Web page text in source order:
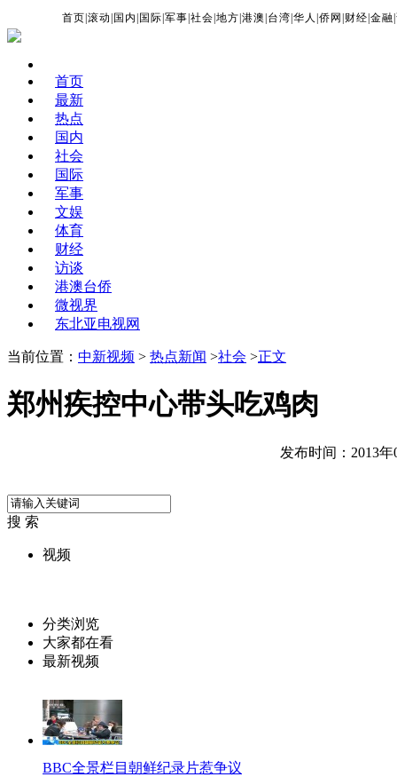
首页 |滚动 国内 国际 |军事 |社会 |地方 |港澳 台湾 |华人 |侨网 财经 |金融 |
首页
最新
热点
国内
社会
国际
军事
文娱
体育
财经
访谈
港澳台侨
微视界
东北亚电视网
当前位置： 中新视频 > 热点新闻 >社会 >正文
郑州疾控中心带头吃鸡肉
发布时间：2013年
搜 索
视频
分类浏览
大家都在看
最新视频
BBC全景栏目朝鲜纪录片惹争议